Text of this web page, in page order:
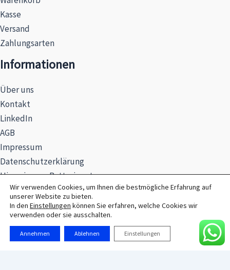
Kasse
Versand
Zahlungsarten
Informationen
Über uns
Kontakt
LinkedIn
AGB
Impressum
Datenschutzerklärung
Hinweise zur Batterieentsorgung
© 2026 MAXSEL GmbH
Wir verwenden Cookies, um Ihnen die bestmögliche Erfahrung auf
unserer Website zu bieten.
In den Einstellungen können Sie erfahren, welche Cookies wir
verwenden oder sie ausschalten.
Annehmen Ablehnen Einstellungen